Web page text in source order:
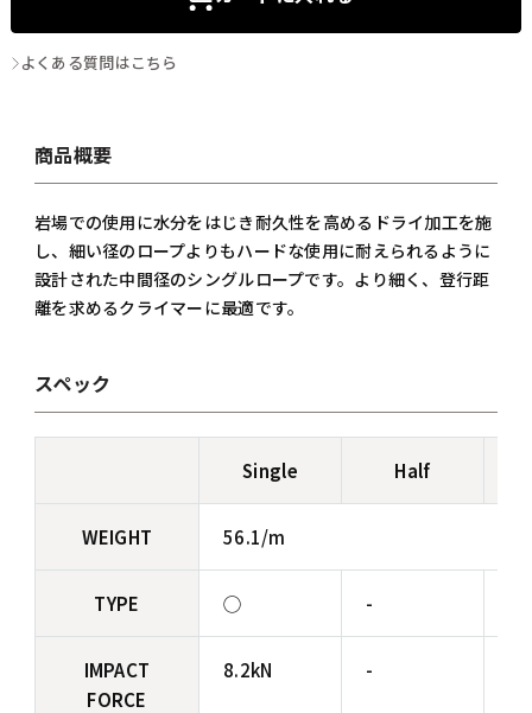
よくある質問はこちら
商品概要
岩場での使用に水分をはじき耐久性を高めるドライ加工を施
し、細い径のロープよりもハードな使用に耐えられるように
設計された中間径のシングルロープです。より細く、登行距
離を求めるクライマーに最適です。
スペック
Single Half
WEIGHT 56.1/m
TYPE ◯ -
IMPACT
FORCE
8.2kN -